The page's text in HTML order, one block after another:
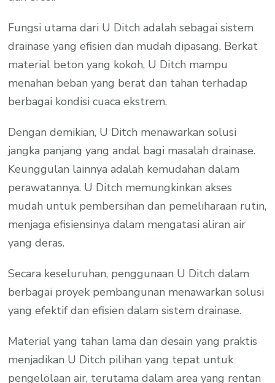
Fungsi utama dari U Ditch adalah sebagai sistem
drainase yang efisien dan mudah dipasang. Berkat
material beton yang kokoh, U Ditch mampu
menahan beban yang berat dan tahan terhadap
berbagai kondisi cuaca ekstrem.
Dengan demikian, U Ditch menawarkan solusi
jangka panjang yang andal bagi masalah drainase.
Keunggulan lainnya adalah kemudahan dalam
perawatannya. U Ditch memungkinkan akses
mudah untuk pembersihan dan pemeliharaan rutin,
menjaga efisiensinya dalam mengatasi aliran air
yang deras.
Secara keseluruhan, penggunaan U Ditch dalam
berbagai proyek pembangunan menawarkan solusi
yang efektif dan efisien dalam sistem drainase.
Material yang tahan lama dan desain yang praktis
menjadikan U Ditch pilihan yang tepat untuk
pengelolaan air, terutama dalam area yang rentan